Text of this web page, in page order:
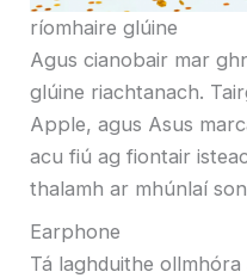
ríomhaire glúine
Agus cianobair mar
glúine riachtanach.
Apple, agus Asus
acu fiú ag fiontair
thalamh ar mhúnlaí
Earphone
Tá laghduithe